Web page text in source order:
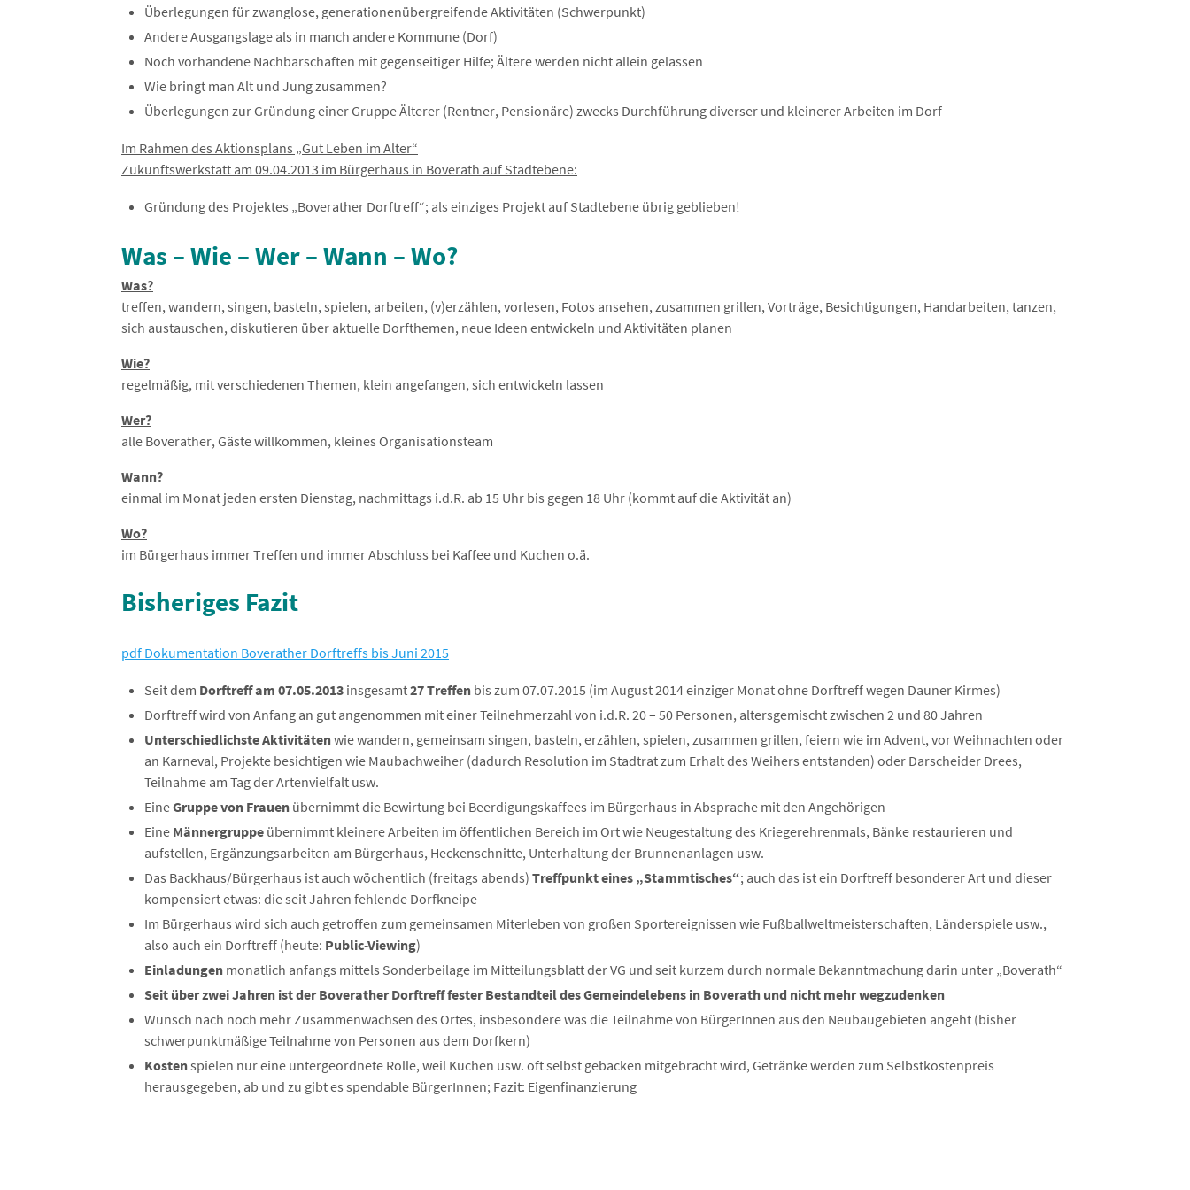
Überlegungen für zwanglose, generationenübergreifende Aktivitäten (Schwerpunkt)
Andere Ausgangslage als in manch andere Kommune (Dorf)
Noch vorhandene Nachbarschaften mit gegenseitiger Hilfe; Ältere werden nicht allein gelassen
Wie bringt man Alt und Jung zusammen?
Überlegungen zur Gründung einer Gruppe Älterer (Rentner, Pensionäre) zwecks Durchführung diverser und kleinerer Arbeiten im Dorf
Im Rahmen des Aktionsplans „Gut Leben im Alter“
Zukunftswerkstatt am 09.04.2013 im Bürgerhaus in Boverath auf Stadtebene:
Gründung des Projektes „Boverather Dorftreff“; als einziges Projekt auf Stadtebene übrig geblieben!
Was – Wie – Wer – Wann – Wo?
Was?
treffen, wandern, singen, basteln, spielen, arbeiten, (v)erzählen, vorlesen, Fotos ansehen, zusammen grillen, Vorträge, Besichtigungen, Handarbeiten, tanzen,
sich austauschen, diskutieren über aktuelle Dorfthemen, neue Ideen entwickeln und Aktivitäten planen
Wie?
regelmäßig, mit verschiedenen Themen, klein angefangen, sich entwickeln lassen
Wer?
alle Boverather, Gäste willkommen, kleines Organisationsteam
Wann?
einmal im Monat jeden ersten Dienstag, nachmittags i.d.R. ab 15 Uhr bis gegen 18 Uhr (kommt auf die Aktivität an)
Wo?
im Bürgerhaus immer Treffen und immer Abschluss bei Kaffee und Kuchen o.ä.
Bisheriges Fazit
pdf Dokumentation Boverather Dorftreffs bis Juni 2015
Seit dem Dorftreff am 07.05.2013insgesamt27 Treffenbis zum 07.07.2015 (im August 2014 einziger Monat ohne Dorftreff wegen Dauner Kirmes)
Dorftreff wird von Anfang an gut angenommen mit einer Teilnehmerzahl von i.d.R. 20 – 50 Personen, altersgemischt zwischen 2 und 80 Jahren
Unterschiedlichste Aktivitätenwie wandern, gemeinsam singen, basteln, erzählen, spielen, zusammen grillen, feiern wie im Advent, vor Weihnachten oder
an Karneval, Projekte besichtigen wie Maubachweiher (dadurch Resolution im Stadtrat zum Erhalt des Weihers entstanden) oder Darscheider Drees,
Teilnahme am Tag der Artenvielfalt usw.
EineGruppe von Frauenübernimmt die Bewirtung bei Beerdigungskaffees im Bürgerhaus in Absprache mit den Angehörigen
Eine Männergruppeübernimmt kleinere Arbeiten im öffentlichen Bereich im Ort wie Neugestaltung des Kriegerehrenmals, Bänke restaurieren und
aufstellen, Ergänzungsarbeiten am Bürgerhaus, Heckenschnitte, Unterhaltung der Brunnenanlagen usw.
Das Backhaus/Bürgerhaus ist auch wöchentlich (freitags abends) Treffpunkt eines „Stammtisches“; auch das ist ein Dorftreff besonderer Art und dieser
kompensiert etwas: die seit Jahren fehlende Dorfkneipe
Im Bürgerhaus wird sich auch getroffen zum gemeinsamen Miterleben von großen Sportereignissen wie Fußballweltmeisterschaften, Länderspiele usw.,
also auch ein Dorftreff (heute: Public-Viewing)
Einladungenmonatlich anfangs mittels Sonderbeilage im Mitteilungsblatt der VG und seit kurzem durch normale Bekanntmachung darin unter „Boverath“
Seit über zwei Jahren ist der Boverather Dorftreff fester Bestandteil des Gemeindelebens in Boverath und nicht mehr wegzudenken
Wunsch nach noch mehr Zusammenwachsen des Ortes, insbesondere was die Teilnahme von BürgerInnen aus den Neubaugebieten angeht (bisher
schwerpunktmäßige Teilnahme von Personen aus dem Dorfkern)
Kostenspielen nur eine untergeordnete Rolle, weil Kuchen usw. oft selbst gebacken mitgebracht wird, Getränke werden zum Selbstkostenpreis
herausgegeben, ab und zu gibt es spendable BürgerInnen; Fazit: Eigenfinanzierung